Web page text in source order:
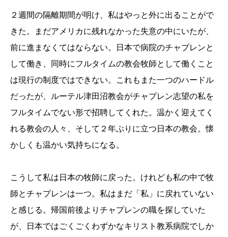
２週間の隔離期間が明け、私はやっと外に出ることがで
きた。まだアメリカに残れなかった失意の中にいたが、
前に進まなくてはならない。日本で病院のチャプレンと
して働き、同時にフルタイムの教会牧師として働くこと
は現行の制度ではできない。これもまた一つのハードル
だったが、ルーテル津田沼教会がチャプレン志望の私を
フルタイムでない形で招聘してくれた。温かく迎えてく
れる教会の人々、そして２年ぶりに立つ日本の教会。懐
かしくも温かい気持ちになる。
こうして私は日本の牧師に戻った。けれども私の中で牧
師とチャプレンは一つ。私はまだ「私」に戻れていない
と感じる。帰国前後よりチャプレンの職を探していた
が、日本ではごくごくわずかなキリスト教系病院でしか